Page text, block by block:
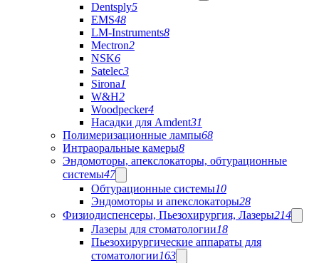
Dentsply5
EMS48
LM-Instruments8
Mectron2
NSK6
Satelec3
Sirona1
W&H2
Woodpecker4
Насадки для Amdent31
Полимеризационные лампы68
Интраоральные камеры8
Эндомоторы, апекслокаторы, обтурационные
системы47
Обтурационные системы10
Эндомоторы и апекслокаторы28
Физиодиспенсеры, Пьезохирургия, Лазеры214
Лазеры для стоматологии18
Пьезохирургические аппараты для
стоматологии163